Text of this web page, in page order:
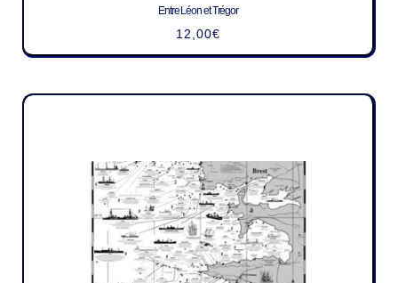
Entre Léon et Trégor
12,00€